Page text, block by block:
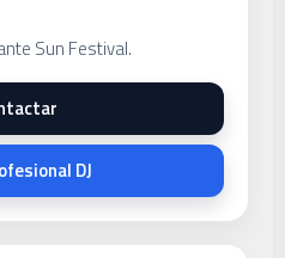
Sun Festival.
DJ